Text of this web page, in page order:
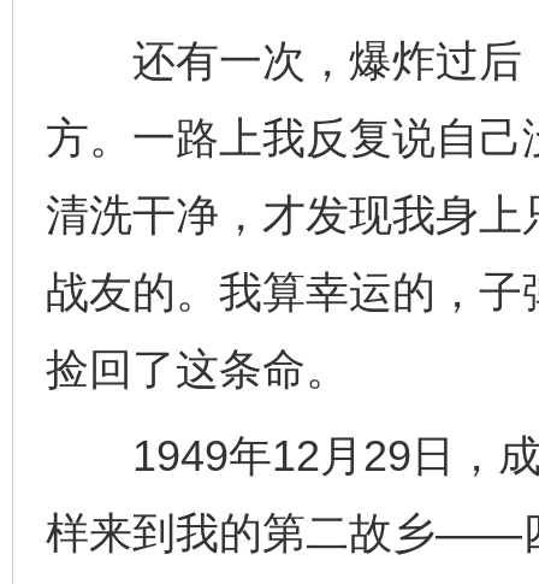
还有一次，爆炸过后
方。一路上我反复说自
清洗干净，才发现我身
战友的。我算幸运的，
捡回了这条命。
1949年12月29日，成
样来到我的第二故乡——